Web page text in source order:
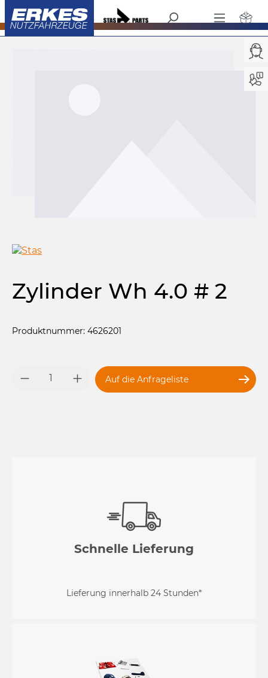
springen
Schubboden / Keith Walking Floor
Zylinder Wh 4.0 # 2
Produktnummer: 4626201
Produkt Anzahl: Gib den
Auf die Anfrageliste
Schnelle Lieferung
Lieferung innerhalb 24 Stunden*